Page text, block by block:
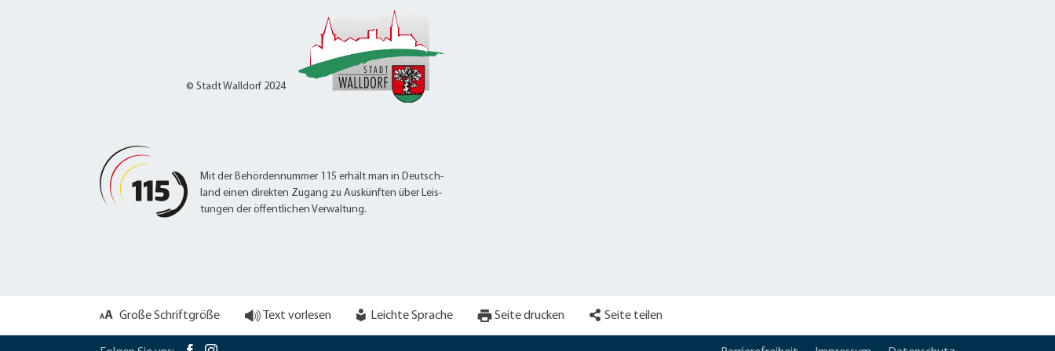
© Stadt Walldorf 2024
Mit der Behördennummer 115 erhält man in Deutsch-
land einen direkten Zugang zu Auskünften über Leis-
tungen der öffentlichen Verwaltung.
Große Schriftgröße Text vorlesen Leichte Sprache Seite drucken Seite teilen